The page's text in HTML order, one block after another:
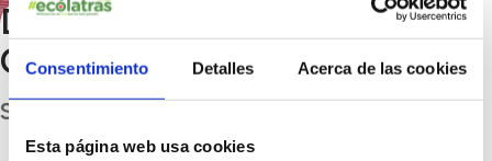
Consentimiento Detalles Acerca de las cookies
Esta página web usa cookies
Día Mundial de las Abejas:
Cuidemos la Polinización
S.C. Tenerife